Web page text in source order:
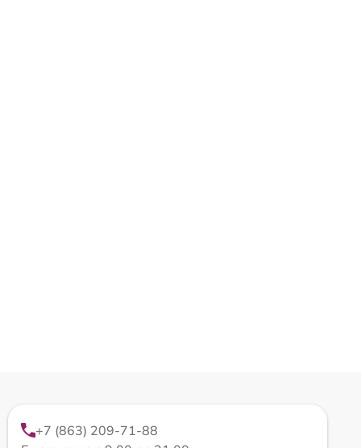
+7 (863) 209-71-88